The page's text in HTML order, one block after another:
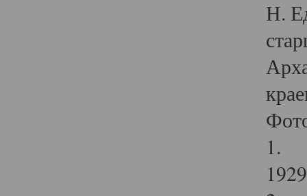
Н.
1.